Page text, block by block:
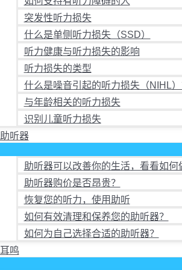
突发性听力损失
什么是单侧听力损失（SSD）
听力健康与听力损失的影响
听力损失的类型
什么是噪音引起的听力损失（NIHL
与年龄相关的听力损失
识别儿童听力损失
助听器
助听器可以改善你的生活，看看如何
助听器购价是否昂贵？
恢复您的听力，使用助听
如何有效清理和保养您的助听器？
如何为自己选择合适的助听器？
耳鸣